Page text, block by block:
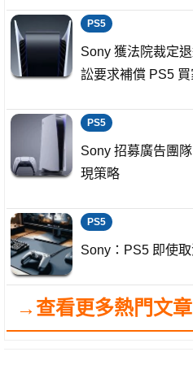
PS5
Sony 獲法院裁定
訟要求補償 PS5 買
PS5
Sony 招募廣告團
現策略
PS5
Sony：PS5 即使
→查看更多熱門文章